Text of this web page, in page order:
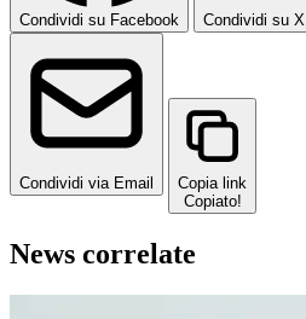
Condividi su Facebook Condividi su X
Condividi via Email
Copia link
Copiato!
News correlate